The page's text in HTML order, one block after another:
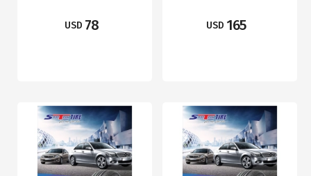
USD 78 USD 165